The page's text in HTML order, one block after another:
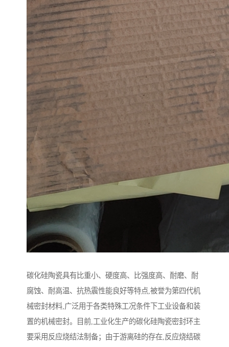
碳化硅陶瓷具有比重小、硬度高、比强度高、耐磨、耐
腐蚀、耐高温、抗热震性能良好等特点,被誉为第四代机
械密封材料,广泛用于各类特殊工况条件下工业设备和装
置的机械密封。目前,工业化生产的碳化硅陶瓷密封环主
要采用反应烧结法制备；由于游离硅的存在,反应烧结碳